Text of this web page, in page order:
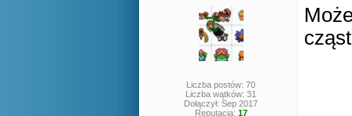
Liczba postów: 70
Liczba wątków: 31
Dołączył: Sep 2017
Reputacja: 17